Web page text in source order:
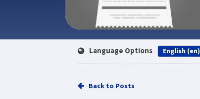
Google Cloud Printing
External Pull Printing Solutions
Best of Class/Mulitvendor EMR
Healthcare Workflow Solutions
Affiliate Printing Solutions
Secure Records Delivery Solutions
Mobile Connector for VPSX
IGEL Session Printer Agent for
Innovate/Audit
Service Operation
Continuous Service Improvement
Language Options English (en)
Back to Posts